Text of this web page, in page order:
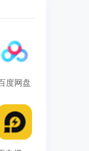
度网盘